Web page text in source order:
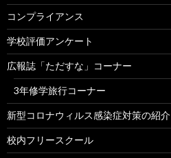
コンプライアンス
学校評価アンケート
広報誌「ただすな」コーナー
3年修学旅行コーナー
新型コロナウィルス感染症対策の紹介
校内フリースクール